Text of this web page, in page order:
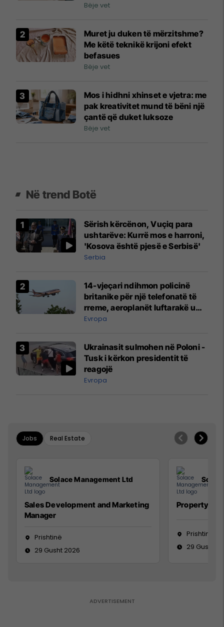
Bëje vet
Muret ju duken të mërzitshme?
Me këtë teknikë krijoni efekt
befasues
Bëje vet
Mos i hidhni xhinset e vjetra: me
pak kreativitet mund të bëni një
çantë që duket luksoze
Bëje vet
Në trend Botë
Sërish kërcënon, Vuçiq para
ushtarëve: Kurrë mos e harroni,
'Kosova është pjesë e Serbisë'
Serbia
14-vjeçari ndihmon policinë
britanike për një telefonatë të
rreme, aeroplanët luftarakë u
ngritën në ajër për të
Mançesterit
Evropa
Ukrainasit sulmohen në Poloni -
Tusk i kërkon presidentit të
reagojë
Evropa
Jobs Real Estate
Solace Management Ltd
Sales Development and Marketing
Manager
Prishtinë
29 Gusht 2026
Property
Prishtinë
29 Gusht